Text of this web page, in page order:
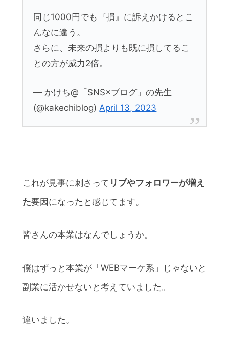
同じ1000円でも『損』に訴えかけるとこ
んなに違う。
さらに、未来の損よりも既に損してるこ
との方が威力2倍。
— かけち@「SNS×ブログ」の先生
(@kakechiblog)April 13, 2023
これが見事に刺さって リプやフォロワーが増え
た要因になったと感じてます。
皆さんの本業はなんでしょうか。
僕はずっと本業が「WEBマーケ系」じゃないと
副業に活かせないと考えていました。
違いました。